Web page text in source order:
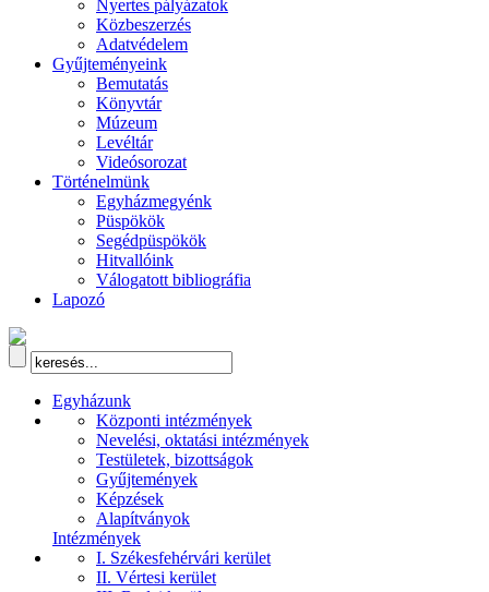
Nyertes pályázatok
Közbeszerzés
Adatvédelem
Gyűjteményeink
Bemutatás
Könyvtár
Múzeum
Levéltár
Videósorozat
Történelmünk
Egyházmegyénk
Püspökök
Segédpüspökök
Hitvallóink
Válogatott bibliográfia
Lapozó
Egyházunk
Központi intézmények
Nevelési, oktatási intézmények
Testületek, bizottságok
Gyűjtemények
Képzések
Alapítványok
Intézmények
I. Székesfehérvári kerület
II. Vértesi kerület